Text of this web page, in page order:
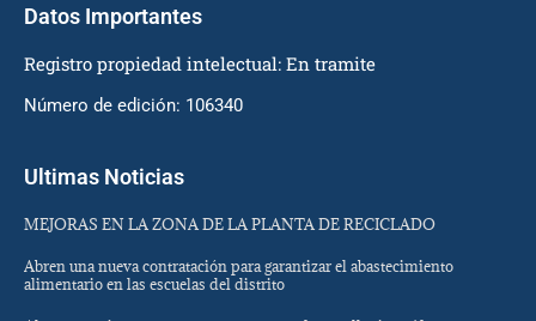
Datos Importantes
Registro propiedad intelectual: En tramite
Número de edición: 106340
Ultimas Noticias
MEJORAS EN LA ZONA DE LA PLANTA DE RECICLADO
Abren una nueva contratación para garantizar el abastecimiento
alimentario en las escuelas del distrito